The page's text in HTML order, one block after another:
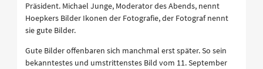
Präsident. Michael Junge, Moderator des Abends, nennt
Hoepkers Bilder Ikonen der Fotografie, der Fotograf nennt
sie gute Bilder.
Gute Bilder offenbaren sich manchmal erst später. So sein
bekanntestes und umstrittenstes Bild vom 11. September